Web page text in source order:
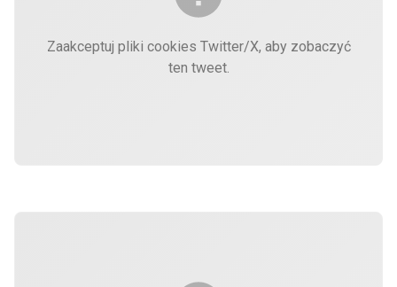
Zaakceptuj pliki cookies Twitter/X, aby zobaczyć
ten tweet.